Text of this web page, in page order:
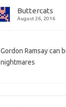
Buttercats
August 26, 2016
Gordon Ramsay can
nightmares